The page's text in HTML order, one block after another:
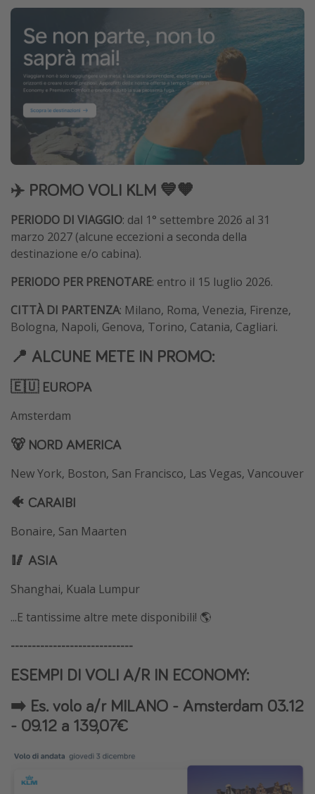
✈️ PROMO VOLI KLM 💙🧡
PERIODO DI VIAGGIO: dal 1° settembre 2026 al 31
marzo 2027 (alcune eccezioni a seconda della
destinazione e/o cabina).
PERIODO PER PRENOTARE: entro il 15 luglio 2026.
CITTÀ DI PARTENZA: Milano, Roma, Venezia, Firenze,
Bologna, Napoli, Genova, Torino, Catania, Cagliari.
📍 ALCUNE METE IN PROMO:
🇪🇺 EUROPA
Amsterdam
🐻 NORD AMERICA
New York, Boston, San Francisco, Las Vegas, Vancouver
🐠 CARAIBI
Bonaire, San Maarten
🥢 ASIA
Shanghai, Kuala Lumpur
...E tantissime altre mete disponibili! 🌎
-----------------------------
ESEMPI DI VOLI A/R IN ECONOMY:
➡️ Es. volo a/r MILANO - Amsterdam 03.12
- 09.12 a 139,07€